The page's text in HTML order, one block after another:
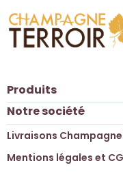
Produits
Notre société
Livraisons
Mentions légales et